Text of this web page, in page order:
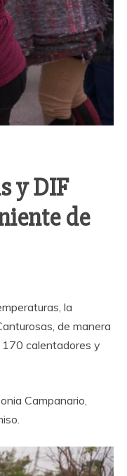
y DIF
de
la
de manera
170 calentadores y
Campanario,